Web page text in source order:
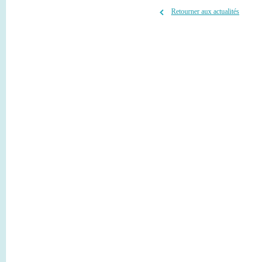
Retourner aux actualités